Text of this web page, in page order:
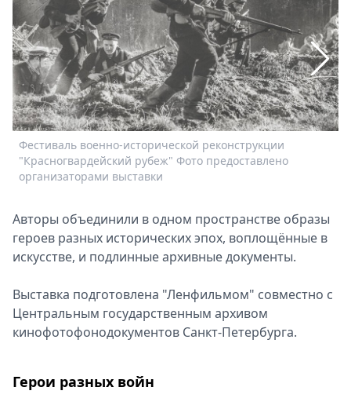
релизы
О
Metro
Стримы
Спецпроекты
Звезды
Выборы
2026
Скачай
Metro
Фестиваль военно-исторической реконструкции
"Красногвардейский рубеж" Фото предоставлено
организаторами выставки
Авторы объединили в одном пространстве образы
героев разных исторических эпох, воплощённые в
искусстве, и подлинные архивные документы.
Выставка подготовлена "Ленфильмом" совместно с
Центральным государственным архивом
кинофотофонодокументов Санкт-Петербурга.
Герои разных войн